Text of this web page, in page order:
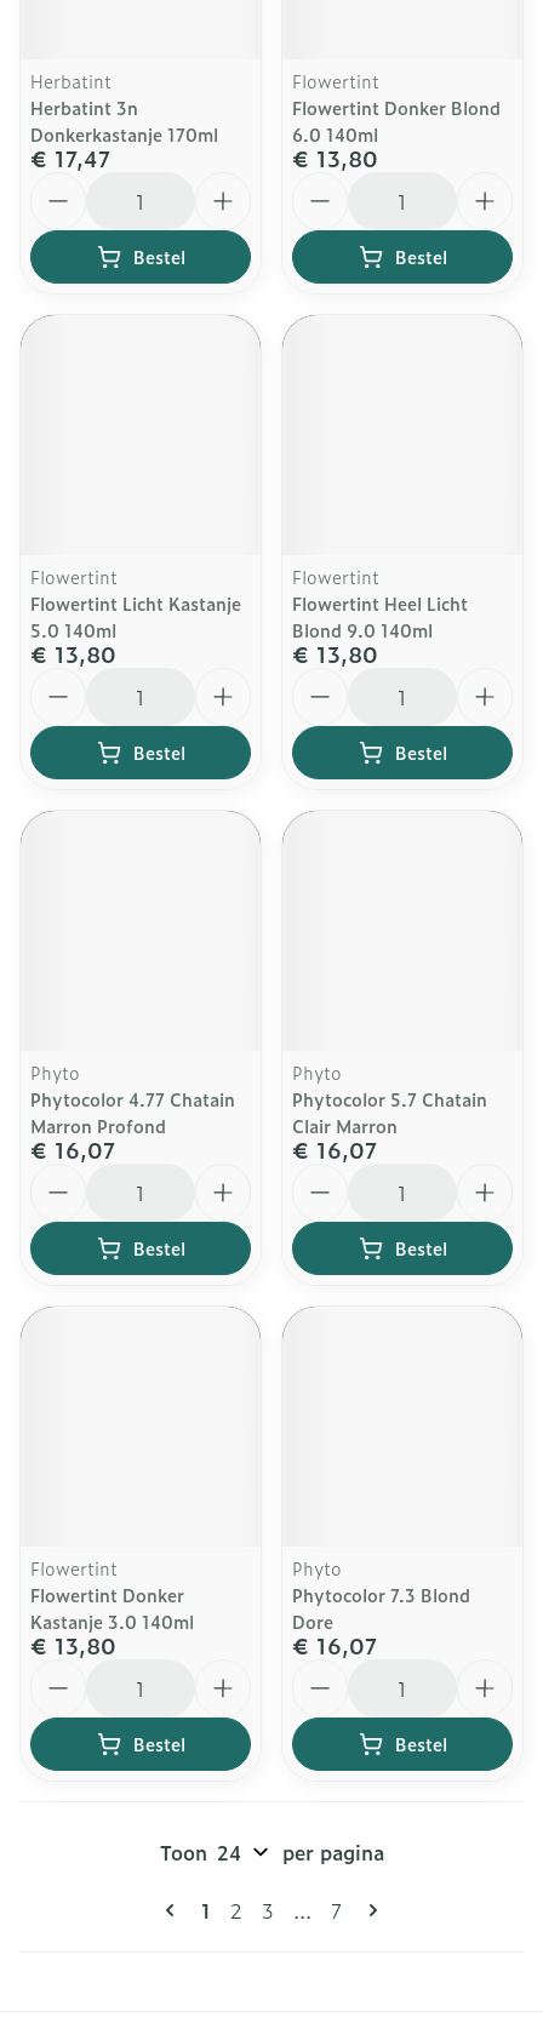
Herbatint
Herbatint 3n
Donkerkastanje 170ml
€ 17,47
Bestel
Flowertint
Flowertint Donker Blond
6.0 140ml
€ 13,80
Bestel
Flowertint
Flowertint Licht Kastanje
5.0 140ml
€ 13,80
Bestel
Flowertint
Flowertint Heel Licht
Blond 9.0 140ml
€ 13,80
Bestel
Phyto
Phytocolor 4.77 Chatain
Marron Profond
€ 16,07
Bestel
Phyto
Phytocolor 5.7 Chatain
Clair Marron
€ 16,07
Bestel
Flowertint
Flowertint Donker
Kastanje 3.0 140ml
€ 13,80
Bestel
Phyto
Phytocolor 7.3 Blond
Dore
€ 16,07
Bestel
Pagina's
U lees momenteel pagina
1 Pagina
2 Pagina
3 ... Pagina
7
Toon per pagina